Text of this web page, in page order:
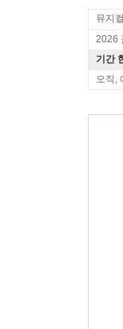
2026
기간
오직,